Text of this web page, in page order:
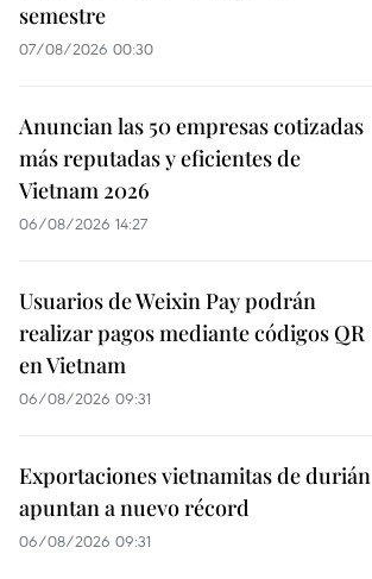
semestre
07/08/2026 00:30
Anuncian las 50 empresas cotizadas
más reputadas y eficientes de
Vietnam 2026
06/08/2026 14:27
Usuarios de Weixin Pay podrán
realizar pagos mediante códigos QR
en Vietnam
06/08/2026 09:31
Exportaciones vietnamitas de durián
apuntan a nuevo récord
06/08/2026 09:31